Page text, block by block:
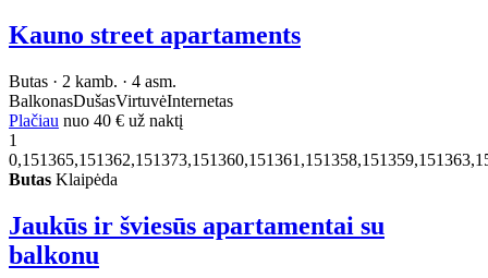
Kauno street apartaments
Butas · 2 kamb. · 4 asm.
BalkonasDušasVirtuvėInternetas
Plačiau nuo 40 € už naktį
1
Butas Klaipėda
Jaukūs ir šviesūs apartamentai su
balkonu